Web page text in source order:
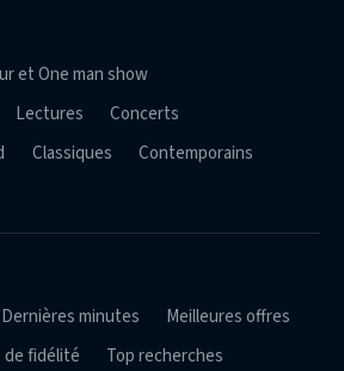
et One man show
Lectures
Concerts
Classiques
Contemporains
Dernières minutes
Meilleures offres
de fidélité Top recherches